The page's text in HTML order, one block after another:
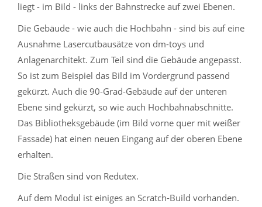
liegt - im Bild - links der Bahnstrecke auf zwei Ebenen.
Die Gebäude - wie auch die Hochbahn - sind bis auf eine
Ausnahme Lasercutbausätze von dm-toys und
Anlagenarchitekt. Zum Teil sind die Gebäude angepasst.
So ist zum Beispiel das Bild im Vordergrund passend
gekürzt. Auch die 90-Grad-Gebäude auf der unteren
Ebene sind gekürzt, so wie auch Hochbahnabschnitte.
Das Bibliotheksgebäude (im Bild vorne quer mit weißer
Fassade) hat einen neuen Eingang auf der oberen Ebene
erhalten.
Die Straßen sind von Redutex.
Auf dem Modul ist einiges an Scratch-Build vorhanden.